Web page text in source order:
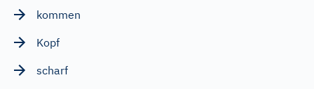
kommen
Kopf
scharf